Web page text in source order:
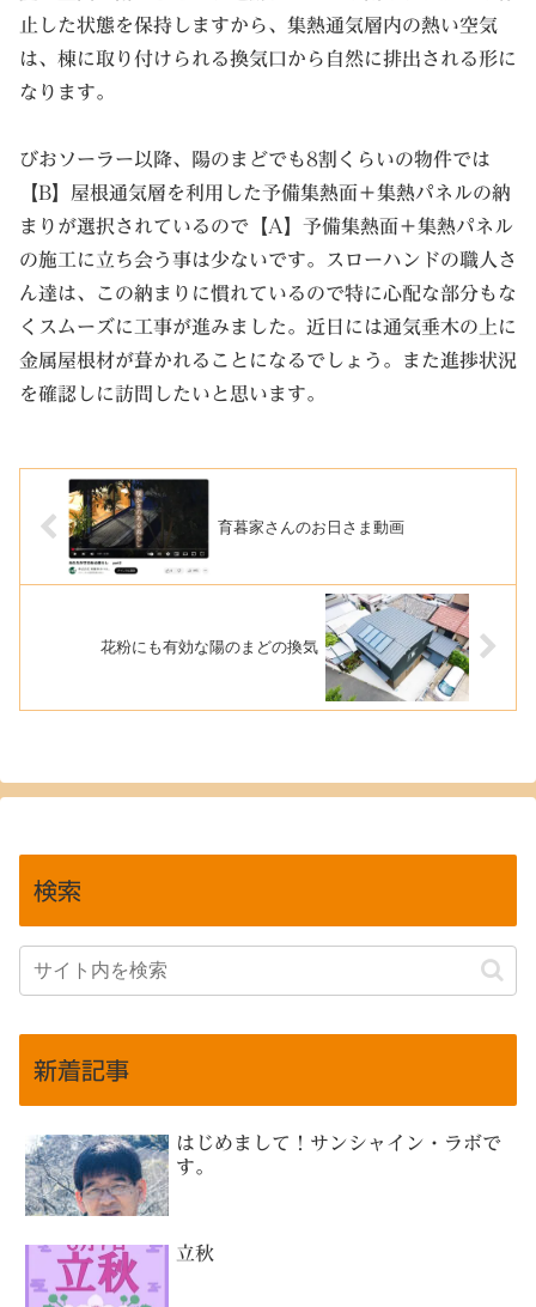
止した状態を保持しますから、集熱通気層内の熱い空気
は、棟に取り付けられる換気口から自然に排出される形に
なります。
びおソーラー以降、陽のまどでも8割くらいの物件では
【B】屋根通気層を利用した予備集熱面＋集熱パネルの納
まりが選択されているので【A】予備集熱面＋集熱パネル
の施工に立ち会う事は少ないです。スローハンドの職人さ
ん達は、この納まりに慣れているので特に心配な部分もな
くスムーズに工事が進みました。近日には通気垂木の上に
金属屋根材が葺かれることになるでしょう。また進捗状況
を確認しに訪問したいと思います。
育暮家さんのお日さま動画
花粉にも有効な陽のまどの換気
検索
新着記事
はじめまして！サンシャイン・ラボで
す。
立秋